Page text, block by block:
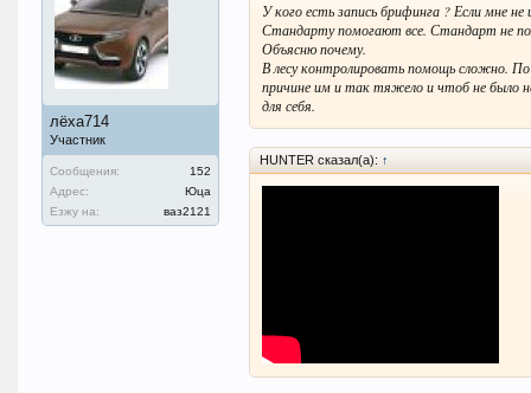
лёха714
Участник
Сообщения:
152
Адрес:
Юца
Езжу на:
ваз2121
У кого есть запись брифинга ? Если мне
Стандарту помогают все. Стандарт не
Объясню почему.
В лесу контролировать помощь сложно.
причине им и так тяжело и чтоб не было
для себя.
HUNTER сказал(а): ↑
Спасибо афтору ))